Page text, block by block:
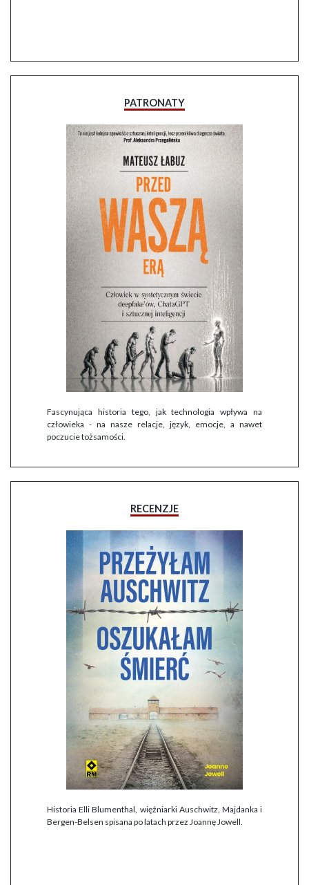
PATRONATY
Fascynująca historia tego, jak technologia wpływa na
człowieka - na nasze relacje, język, emocje, a nawet
poczucie tożsamości.
RECENZJE
Historia Elli Blumenthal, więźniarki Auschwitz, Majdanka i
Bergen-Belsen spisana po latach przez Joannę Jowell.